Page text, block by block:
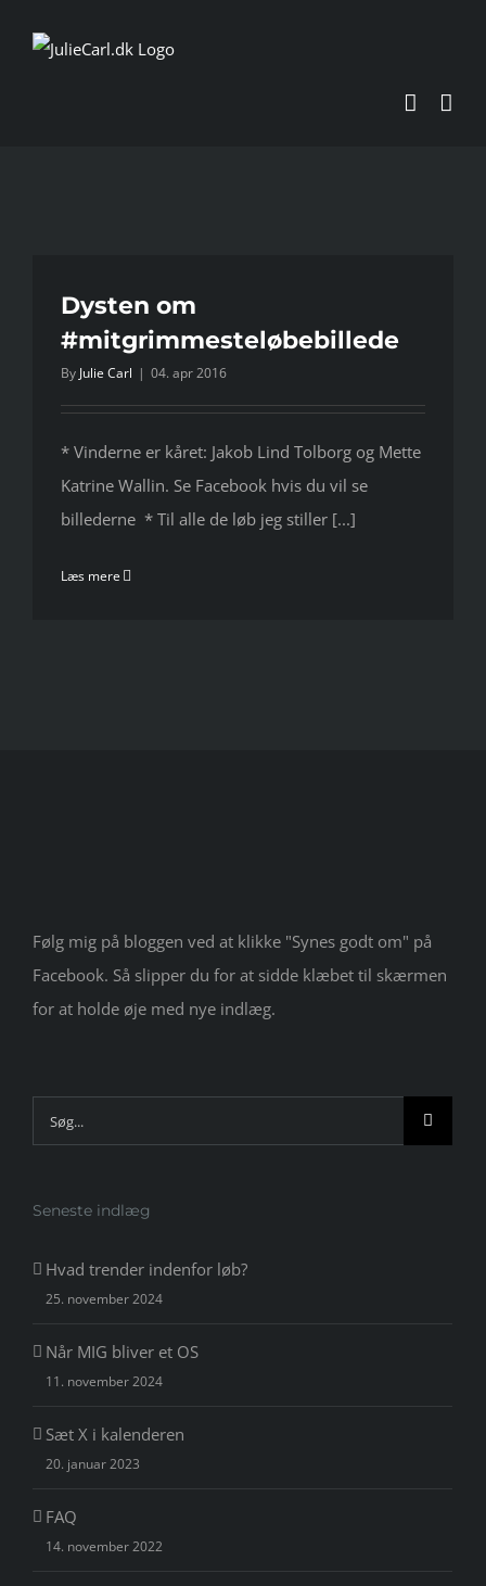
Dysten om
#mitgrimmesteløbebillede
By Julie Carl | 04. apr 2016
* Vinderne er kåret: Jakob Lind Tolborg og Mette
Katrine Wallin. Se Facebook hvis du vil se
billederne * Til alle de løb jeg stiller [...]
Læs mere
Følg mig på bloggen ved at klikke "Synes godt om" på
Facebook. Så slipper du for at sidde klæbet til skærmen
for at holde øje med nye indlæg.
Søg
efter:
Seneste indlæg
Hvad trender indenfor løb?
25. november 2024
Når MIG bliver et OS
11. november 2024
Sæt X i kalenderen
20. januar 2023
FAQ
14. november 2022